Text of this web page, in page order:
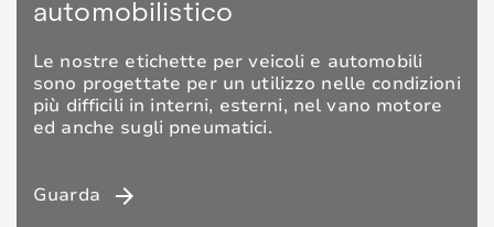
Le nostre etichette per veicoli e automobili
sono progettate per un utilizzo nelle condizioni
più difficili in interni, esterni, nel vano motore
ed anche sugli pneumatici.
Guarda arrow_forward